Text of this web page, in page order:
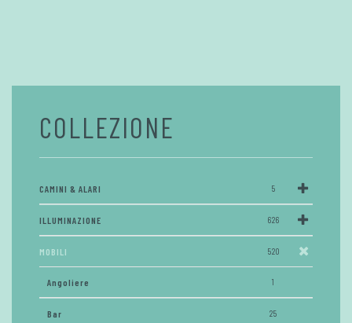
COLLEZIONE
CAMINI & ALARI 5
ILLUMINAZIONE 626
MOBILI 520
Angoliere 1
Bar 25